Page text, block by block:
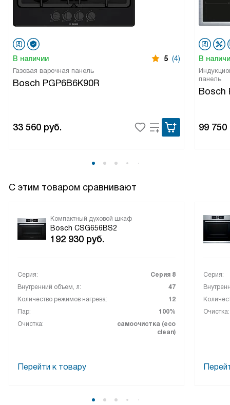
В наличии 5 (4)
Газовая варочная панель
Bosch PGP6B6K90R
33 560 руб.
В
панель
Bosch
99 750
С этим товаром сравнивают
Компактный духовой шкаф
Bosch CSG656BS2
192 930 руб.
Серия:
Серия 8
Внутренний объем, л:
47
Количество режимов нагрева:
12
Пар:
100%
Очистка:
самоочистка (eco
clean)
Перейти к товару
Серия:
Очистка: